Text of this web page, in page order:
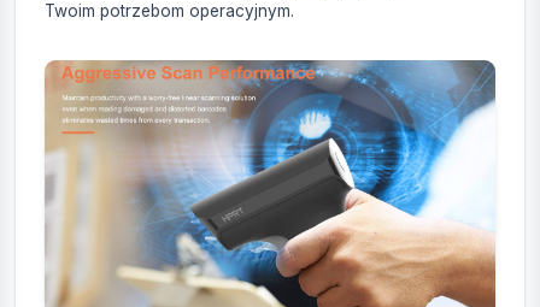
Twoim potrzebom operacyjnym.